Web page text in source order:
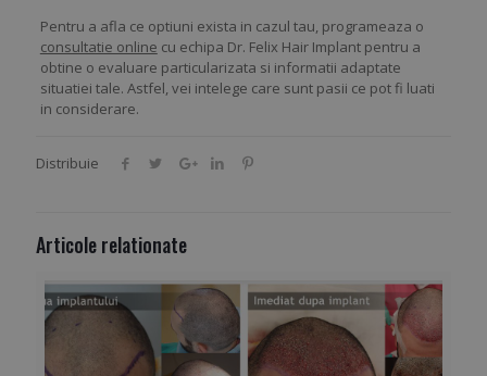
Pentru a afla ce optiuni exista in cazul tau, programeaza o
consultatie online cu echipa Dr. Felix Hair Implant pentru a
obtine o evaluare particularizata si informatii adaptate
situatiei tale. Astfel, vei intelege care sunt pasii ce pot fi luati
in considerare.
Distribuie
Articole relationate